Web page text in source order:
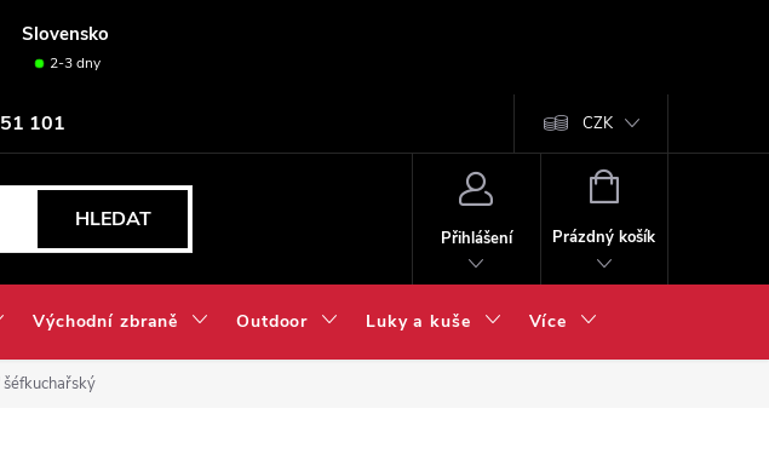
Slovensko
2-3 dny
101 CZK
HLEDAT
Přihlášení
NÁKUPNÍ
Prázdný košík
Východní zbraně Outdoor Luky a kuše Více
šéfkuchařský